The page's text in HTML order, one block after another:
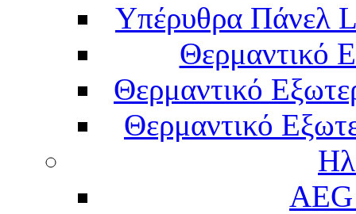
Υπέρυθρα Πάνελ
Θερμαντικό
Θερμαντικό
Θερμαντικό